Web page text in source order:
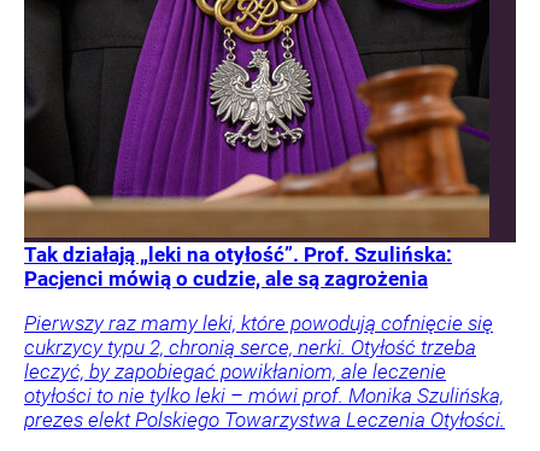
Tak działają „leki na otyłość”. Prof. Szulińska:
Pacjenci mówią o cudzie, ale są zagrożenia
Pierwszy raz mamy leki, które powodują cofnięcie się
cukrzycy typu 2, chronią serce, nerki. Otyłość trzeba
leczyć, by zapobiegać powikłaniom, ale leczenie
otyłości to nie tylko leki – mówi prof. Monika Szulińska,
prezes elekt Polskiego Towarzystwa Leczenia Otyłości.